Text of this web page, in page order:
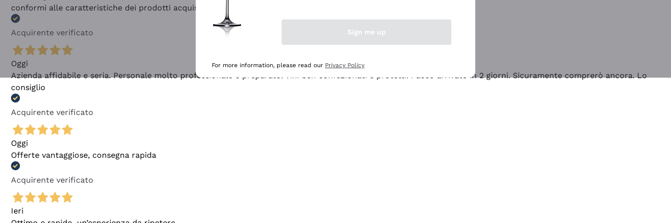
conformi alle caratteristiche dei prodotti acquistati
Acquirente verificato
Oggi
Azienda affidabile e seria. Personale molto professionale e preparato. Vini ben confezionati e protetti. Pacco arrivato in 2 giorni. Sicuramente comprerò ancora. Lo
consiglio
Acquirente verificato
Oggi
Offerte vantaggiose, consegna rapida
Acquirente verificato
Ieri
Sign me up
For more information, please read our Privacy Policy